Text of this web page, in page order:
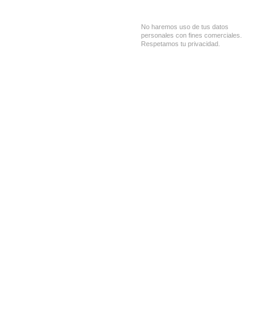
No haremos uso de tus datos
personales con fines comerciales.
Respetamos tu privacidad.